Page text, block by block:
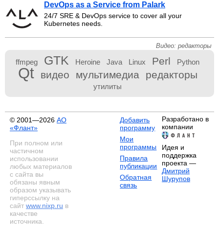
DevOps as a Service from Palark
24/7 SRE & DevOps service to cover all your
Kubernetes needs.
Видео: редакторы
ffmpeg GTK Heroine Java Linux Perl Python
Qt видео мультимедиа редакторы
утилиты
© 2001—2026 АО
«Флант»
При полном или
частичном
использовании
любых материалов
с сайта вы
обязаны явным
образом указывать
гиперссылку на
сайт www.nixp.ru в
качестве
источника.
Добавить
программу
Мои
программы
Правила
публикации
Обратная
связь
Разработано в
компании
Идея и
поддержка
проекта —
Дмитрий
Шурупов